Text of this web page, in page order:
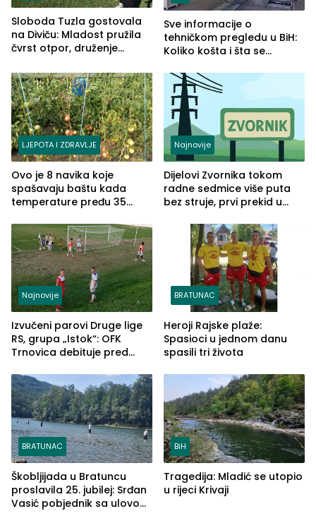
Sloboda Tuzla gostovala
na Diviču: Mladost pružila
čvrst otpor, druženje
jezera
Sve informacije o
tehničkom pregledu u BiH:
Koliko košta i šta se
LJEPOTA I ZDRAVLJE
Ovo je 8 navika koje
spašavaju baštu kada
temperature pređu 35
Najnovije
Dijelovi Zvornika tokom
radne sedmice više puta
bez struje, prvi prekid u
Najnovije
Izvučeni parovi Druge lige
RS, grupa „Istok“: OFK
Trnovica debituje pred
Drine HE
BRATUNAC
Heroji Rajske plaže:
Spasioci u jednom danu
spasili tri života
BRATUNAC
Škobljijada u Bratuncu
proslavila 25. jubilej: Srđan
Vasić pobjednik sa ulovom
BiH
Tragedija: Mladić se utopio
u rijeci Krivaji